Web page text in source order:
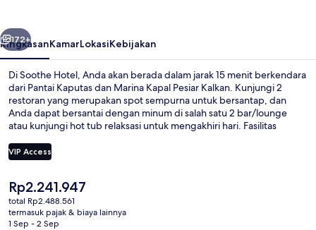
Berikutnya
172+
RingkasanKamarLokasiKebijakan
Di Soothe Hotel, Anda akan berada dalam jarak 15 menit berkendara
dari Pantai Kaputas dan Marina Kapal Pesiar Kalkan. Kunjungi 2
restoran yang merupakan spot sempurna untuk bersantap, dan
Anda dapat bersantai dengan minum di salah satu 2 bar/lounge
atau kunjungi hot tub relaksasi untuk mengakhiri hari. Fasilitas
di hotel Gaya Mediterania ini.
VIP Access
Harga
saat
ini
Rp2.241.947
Rp2.241.947
total Rp2.488.561
termasuk pajak & biaya lainnya
1 Sep - 2 Sep